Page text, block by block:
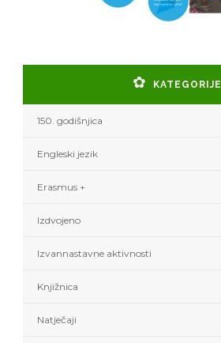
KATEGORIJE
150. godišnjica
Engleski jezik
Erasmus +
Izdvojeno
Izvannastavne aktivnosti
Knjižnica
Natječaji